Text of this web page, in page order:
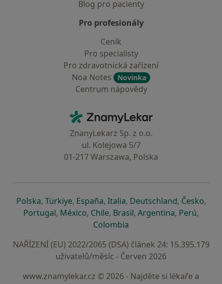
Blog pro pacienty
Pro profesionály
Ceník
Pro specialisty
Pro zdravotnická zařízení
Noa Notes
Novinka
Centrum nápovědy
ZnamyLekar - Hlavní stránka
ZnanyLekarz Sp. z o.o.
ul. Kolejowa 5/7
01-217 Warszawa, Polska
Polskase otevře v nové záložce
, Türkiyese otevře v nové záložce
, Españase otevře v nové záložce
, Italiase otevře v nové záložce
, Deutschlandse otevře v
, Českose
,
Portugalse otevře v nové záložce
, Méxicose otevře v nové záložce
, Chilese otevře v nové záložce
, Brasilse otevře v nové
, Argentinase otevře v
, Perúse
,
Colombia
NAŘÍZENÍ (EU) 2022/2065 (DSA) článek 24: 15.395.179
uživatelů/měsíc - Červen 2026
www.znamylekar.cz © 2026 - Najděte si lékaře a